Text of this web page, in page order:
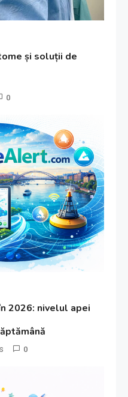
și soluții de
0
2026: nivelul apei
0